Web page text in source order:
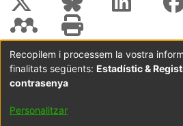
Coordinació:CRAI UB Avís legal
Metadades
subjectes a:
Configuració
de cookies
privadesa
Recopilem i processem la vostra
finalitats següents: Estadístic &
contrasenya
Personalitzar